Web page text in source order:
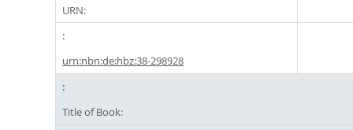
URN:
urn:nbn:de:hbz:38-298928
Title of Book: